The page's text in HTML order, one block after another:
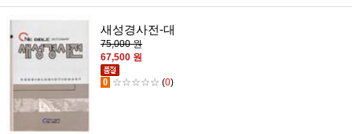
새성경사전-대
75,000 원
67,500 원
0 ☆☆☆☆☆ (0)